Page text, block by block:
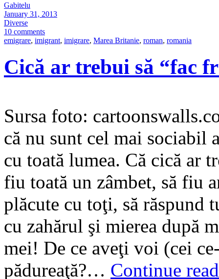
Gabitelu
January 31, 2013
Diverse
10 comments
emigrare, imigrant, imigrare, Marea Britanie, roman, romania
Cică ar trebui să “fac
Sursa foto:
că nu sunt cel mai sociabil
cu toată lumea. Că cică ar
fiu toată un zâmbet, să fiu
plăcute cu toţi, să răspund
cu zahărul şi mierea după
mei! De ce aveţi voi (cei
pădureaţă?… Continue